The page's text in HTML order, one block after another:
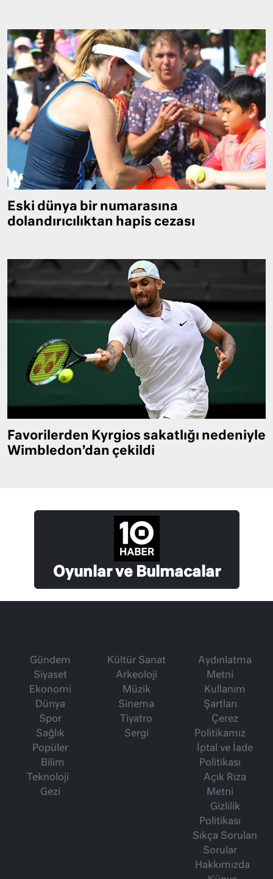
Eski dünya bir numarasına
dolandırıcılıktan hapis cezası
Favorilerden Kyrgios sakatlığı nedeniyle
Wimbledon’dan çekildi
Oyunlar ve Bulmacalar
Gündem
Siyaset
Ekonomi
Dünya
Spor
Sağlık
Popüler
Bilim
Teknoloji
Gezi
Kültür Sanat
Arkeoloji
Müzik
Sinema
Tiyatro
Sergi
Aydınlatma
Metni
Kullanım
Şartları
Çerez
Politikamız
İptal ve İade
Politikası
Açık Rıza
Metni
Gizlilik
Politikası
Sıkça Sorulan
Sorular
Hakkımızda